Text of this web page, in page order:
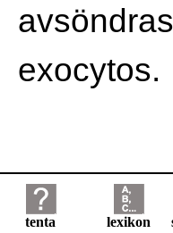
exocytos.
tenta lexikon